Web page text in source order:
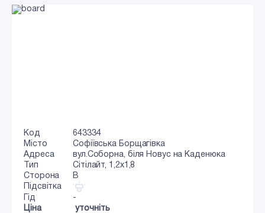
Код
643334
Місто
Софіївська Борщагівка
Адреса
вул.Соборна, біля Новус на Каденюка
Тип
Сiтiлайт, 1,2x1,8
Сторона
B
Підсвітка
Гід
-
Ціна
уточніть